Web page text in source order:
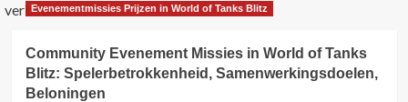
verbetert.
Evenementmissies Prijzen in World of Tanks Blitz
Community Evenement Missies in World of Tanks
Blitz: Spelerbetrokkenheid, Samenwerkingsdoelen,
Beloningen